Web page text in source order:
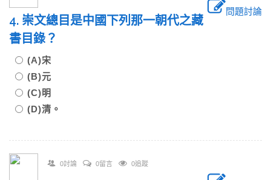
問題討論
4. 崇文總目是中國下列那一朝代之藏
書目錄？
(A)宋
(B)元
(C)明
(D)清。
0討論 0留言 0追蹤